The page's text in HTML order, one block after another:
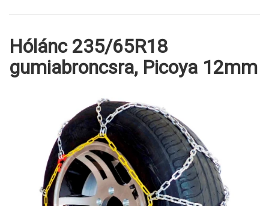
Hólánc 235/65R18
gumiabroncsra, Picoya 12mm